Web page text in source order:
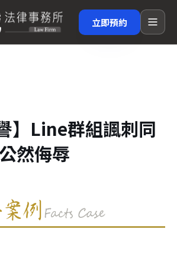
立即預約
】Line群組諷刺同
然侮辱